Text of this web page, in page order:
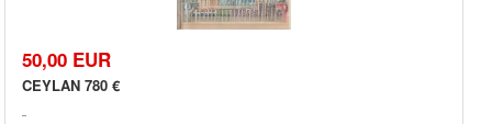
50,00 EUR
CEYLAN 780 €